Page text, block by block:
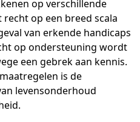
op verschillende
op een breed scala
van erkende handicaps
op ondersteuning wordt
een gebrek aan kennis.
is de
levensonderhoud